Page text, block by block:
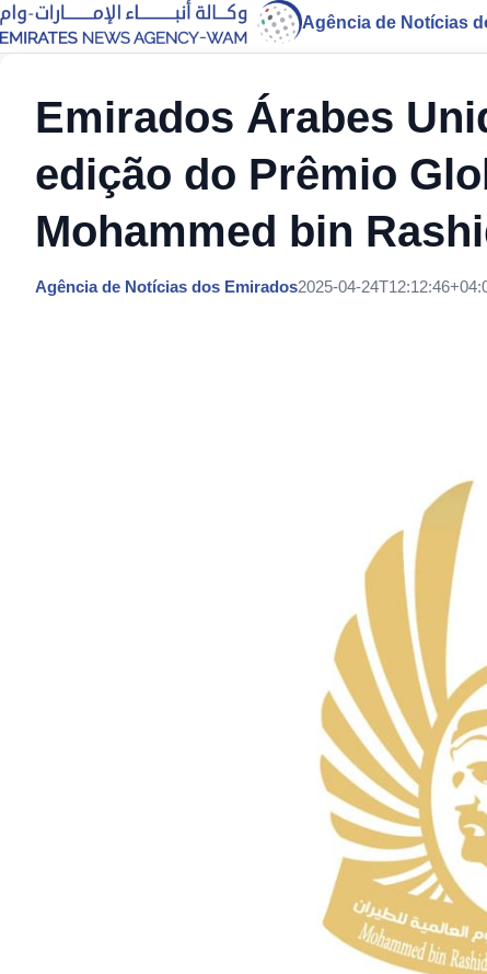
Agência de Notícias
Emirados Árabes
edição do Prêmio
Mohammed bin
Agência de Notícias dos Emirados2025-04-